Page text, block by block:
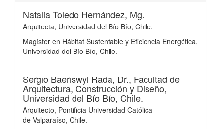
Natalia Toledo Hernández, Mg.
Arquitecta, Universidad del Bío Bío, Chile.
Magíster en Hábitat Sustentable y Eficiencia Energética,
Universidad del Bío Bío, Chile.
Sergio Baeriswyl Rada, Dr., Facultad de
Arquitectura, Construcción y Diseño,
Universidad del Bío Bío, Chile.
Arquitecto, Pontificia Universidad Católica
de Valparaíso, Chile.